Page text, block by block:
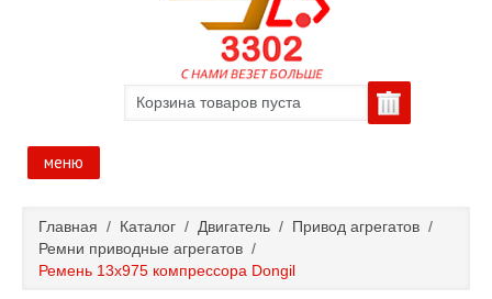
Корзина товаров пуста
меню
Каталог
Главная / Каталог / Двигатель / Привод агрегатов /
Ремни приводные агрегатов /
Ремень 13x975 компрессора Dongil